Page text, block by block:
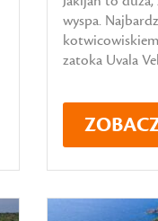
wyspa.
zatoka Uvala